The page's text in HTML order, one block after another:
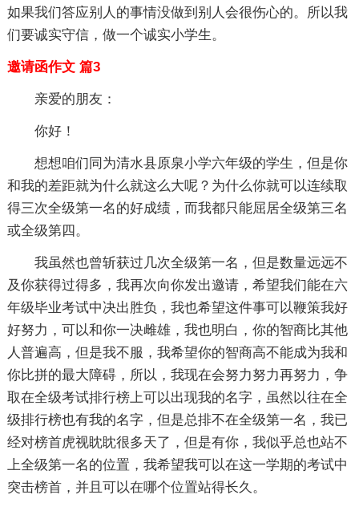
如果我们答应别人的事情没做到别人会很伤心的。所以我
们要诚实守信，做一个诚实小学生。
邀请函作文 篇3
亲爱的朋友：
你好！
想想咱们同为清水县原泉小学六年级的学生，但是你
和我的差距就为什么就这么大呢？为什么你就可以连续取
得三次全级第一名的好成绩，而我都只能屈居全级第三名
或全级第四。
我虽然也曾斩获过几次全级第一名，但是数量远远不
及你获得过得多，我再次向你发出邀请，希望我们能在六
年级毕业考试中决出胜负，我也希望这件事可以鞭策我好
好努力，可以和你一决雌雄，我也明白，你的智商比其他
人普遍高，但是我不服，我希望你的智商高不能成为我和
你比拼的最大障碍，所以，我现在会努力努力再努力，争
取在全级考试排行榜上可以出现我的名字，虽然以往在全
级排行榜也有我的名字，但是总排不在全级第一名，我已
经对榜首虎视眈眈很多天了，但是有你，我似乎总也站不
上全级第一名的位置，我希望我可以在这一学期的考试中
突击榜首，并且可以在哪个位置站得长久。